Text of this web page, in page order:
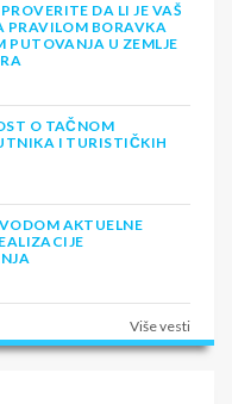
DA LI JE VAŠ
PRAVILOM BORAVKA
PUTOVANJA U ZEMLJE
O TAČNOM
I TURISTIČKIH
AKTUELNE
Više vesti